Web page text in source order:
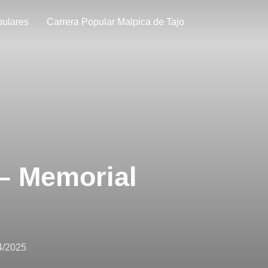
Carrera Popular Malpica de Tajo
Memorial
2025